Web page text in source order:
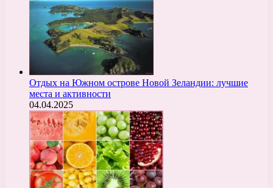
Отдых на Южном острове Новой Зеландии: лучшие
места и активности
04.04.2025